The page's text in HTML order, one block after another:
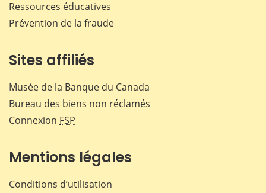
Ressources éducatives
Prévention de la fraude
Sites affiliés
Musée de la Banque du Canada
Bureau des biens non réclamés
Connexion FSP
Mentions légales
Conditions d’utilisation